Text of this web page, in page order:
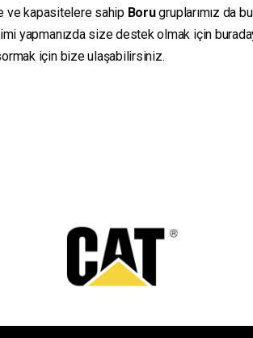
ve kapasitelere sahip Borugruplarımız da
yapmanızda size destek olmak için
için bize ulaşabilirsiniz.